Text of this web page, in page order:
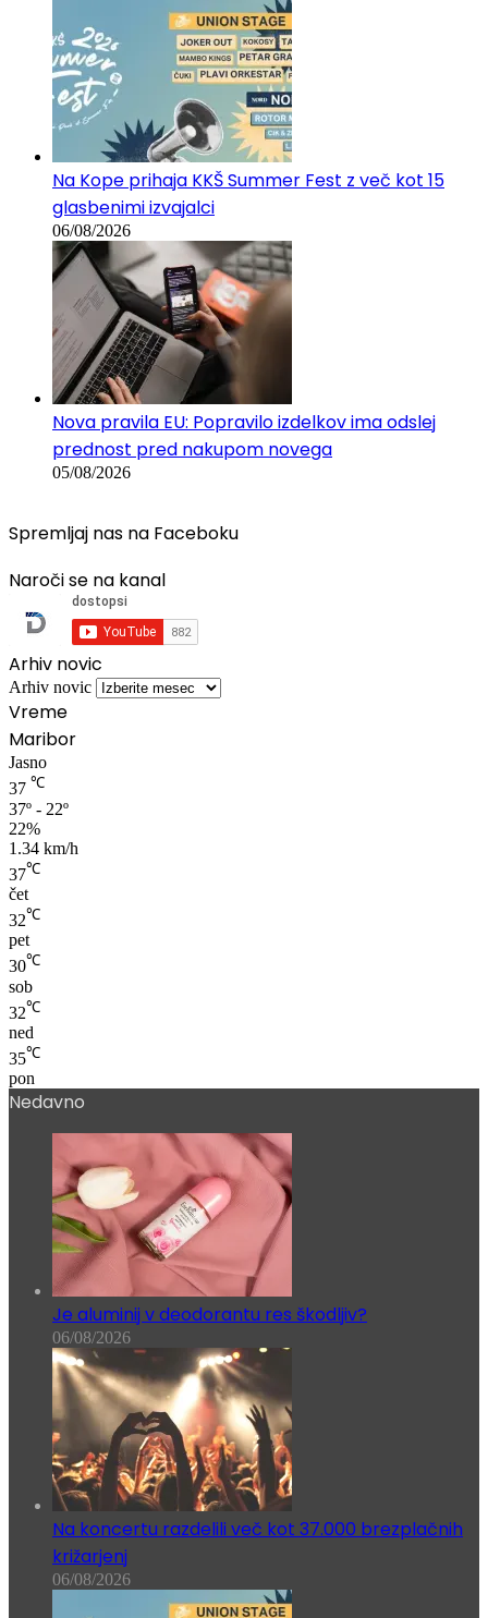
Na Kope prihaja KKŠ Summer Fest z več kot 15
glasbenimi izvajalci
06/08/2026
Nova pravila EU: Popravilo izdelkov ima odslej
prednost pred nakupom novega
05/08/2026
Spremljaj nas na Faceboku
Naroči se na kanal
Arhiv novic
Arhiv novic
Vreme
Maribor
Jasno
37 ℃
37º - 22º
22%
1.34 km/h
37℃
čet
32℃
pet
30℃
sob
32℃
ned
35℃
pon
Nedavno
Je aluminij v deodorantu res škodljiv?
06/08/2026
Na koncertu razdelili več kot 37.000 brezplačnih
križarjenj
06/08/2026